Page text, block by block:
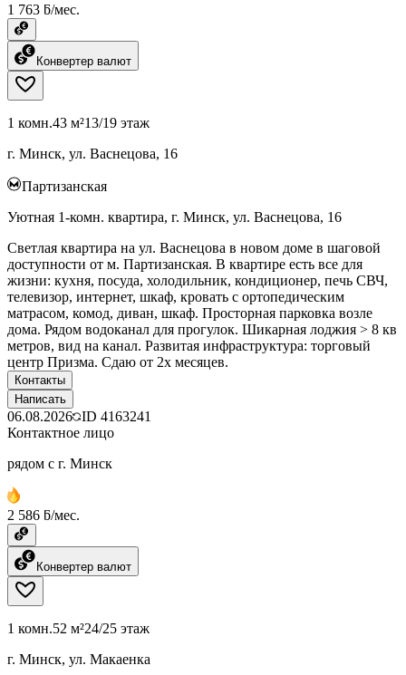
1 763 ƃ/мес.
Конвертер валют
1 комн.43 м²13/19 этаж
г. Минск, ул. Васнецова, 16
Партизанская
Уютная 1-комн. квартира, г. Минск, ул. Васнецова, 16
Светлая квартира на ул. Васнецова в новом доме в шаговой
доступности от м. Партизанская. В квартире есть все для
жизни: кухня, посуда, холодильник, кондиционер, печь СВЧ,
телевизор, интернет, шкаф, кровать с ортопедическим
матрасом, комод, диван, шкаф. Просторная парковка возле
дома. Рядом водоканал для прогулок. Шикарная лоджия > 8 кв
метров, вид на канал. Развитая инфраструктура: торговый
центр Призма. Сдаю от 2х месяцев.
Контакты
Написать
06.08.2026 ID 4163241
Контактное лицо
рядом с г. Минск
2 586 ƃ/мес.
Конвертер валют
1 комн.52 м²24/25 этаж
г. Минск, ул. Макаенка